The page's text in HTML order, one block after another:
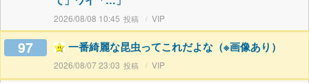
2026/08/08 10:45 VIP
97 一番綺麗な昆虫ってこれだよな（※画像あり）
2026/08/07 23:03 VIP